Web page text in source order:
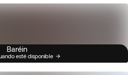
Baréin
esté disponible